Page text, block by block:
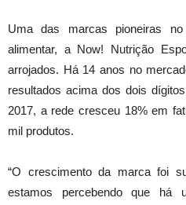
Uma das marcas pioneiras
alimentar, a Now! Nutrição
arrojados. Há 14 anos no
resultados acima dos dois
2017, a rede cresceu 18% em
mil produtos.
“O crescimento da marca foi
estamos percebendo que há